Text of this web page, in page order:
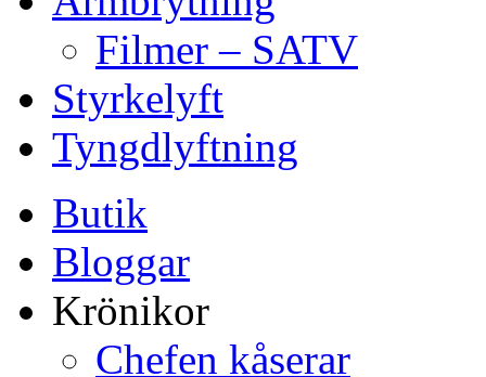
Filmer – SATV
Styrkelyft
Tyngdlyftning
Butik
Bloggar
Krönikor
Chefen kåserar